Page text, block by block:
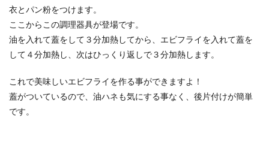
衣とパン粉をつけます。
ここからこの調理器具が登場です。
油を入れて蓋をして３分加熱してから、エビフライを入れて蓋を
して４分加熱し、次はひっくり返しで３分加熱します。
これで美味しいエビフライを作る事ができますよ！
蓋がついているので、油ハネも気にする事なく、後片付けが簡単
です。